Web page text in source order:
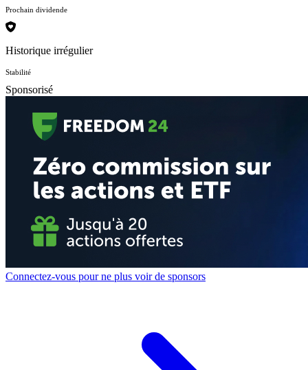
Prochain dividende
Historique irrégulier
Stabilité
Sponsorisé
Connectez-vous pour ne plus voir de sponsors